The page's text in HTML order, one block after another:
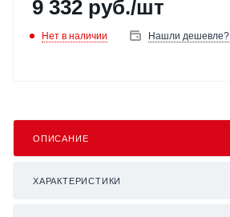
9 332 руб./шт
Нет в наличии Нашли дешевле?
ОПИСАНИЕ
ХАРАКТЕРИСТИКИ